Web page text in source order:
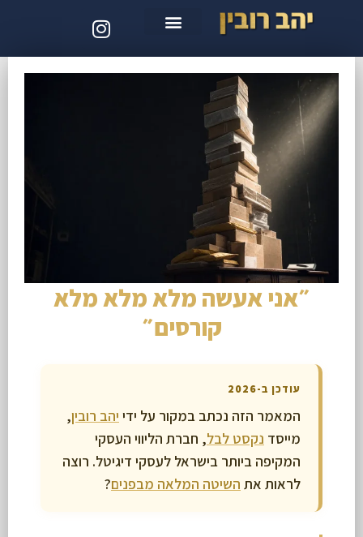
״אני אעשה מלא מלא מלא
קורסים״
עודכן ב-2026
המאמר הזה נכתב במקור על ידי יהב רובין,
מייסד נקסט לבל, חברת הליווי העסקי
המקיפה ביותר בישראל לעסקי דיגיטל. רוצה
לראות את השיטה המלאה מבפנים?